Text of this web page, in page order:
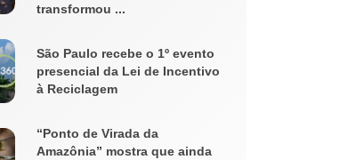
transformou ...
São Paulo recebe o 1º evento
presencial da Lei de Incentivo
à Reciclagem
“Ponto de Virada da
Amazônia” mostra que ainda